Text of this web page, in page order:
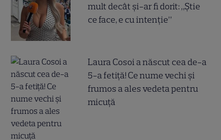
mult decât și-ar fi dorit: „Știe
ce face, e cu intenție”
Laura Cosoi a născut cea de-a
5-a fetiță! Ce nume vechi și
frumos a ales vedeta pentru
micuță